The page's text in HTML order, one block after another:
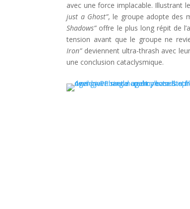
avec une force implacable. Illustrant
just a Ghost”, le groupe adopte des
Shadows”offre le plus long répit de
tension avant que le groupe ne
Iron”deviennent ultra-thrash avec
une conclusion cataclysmique.